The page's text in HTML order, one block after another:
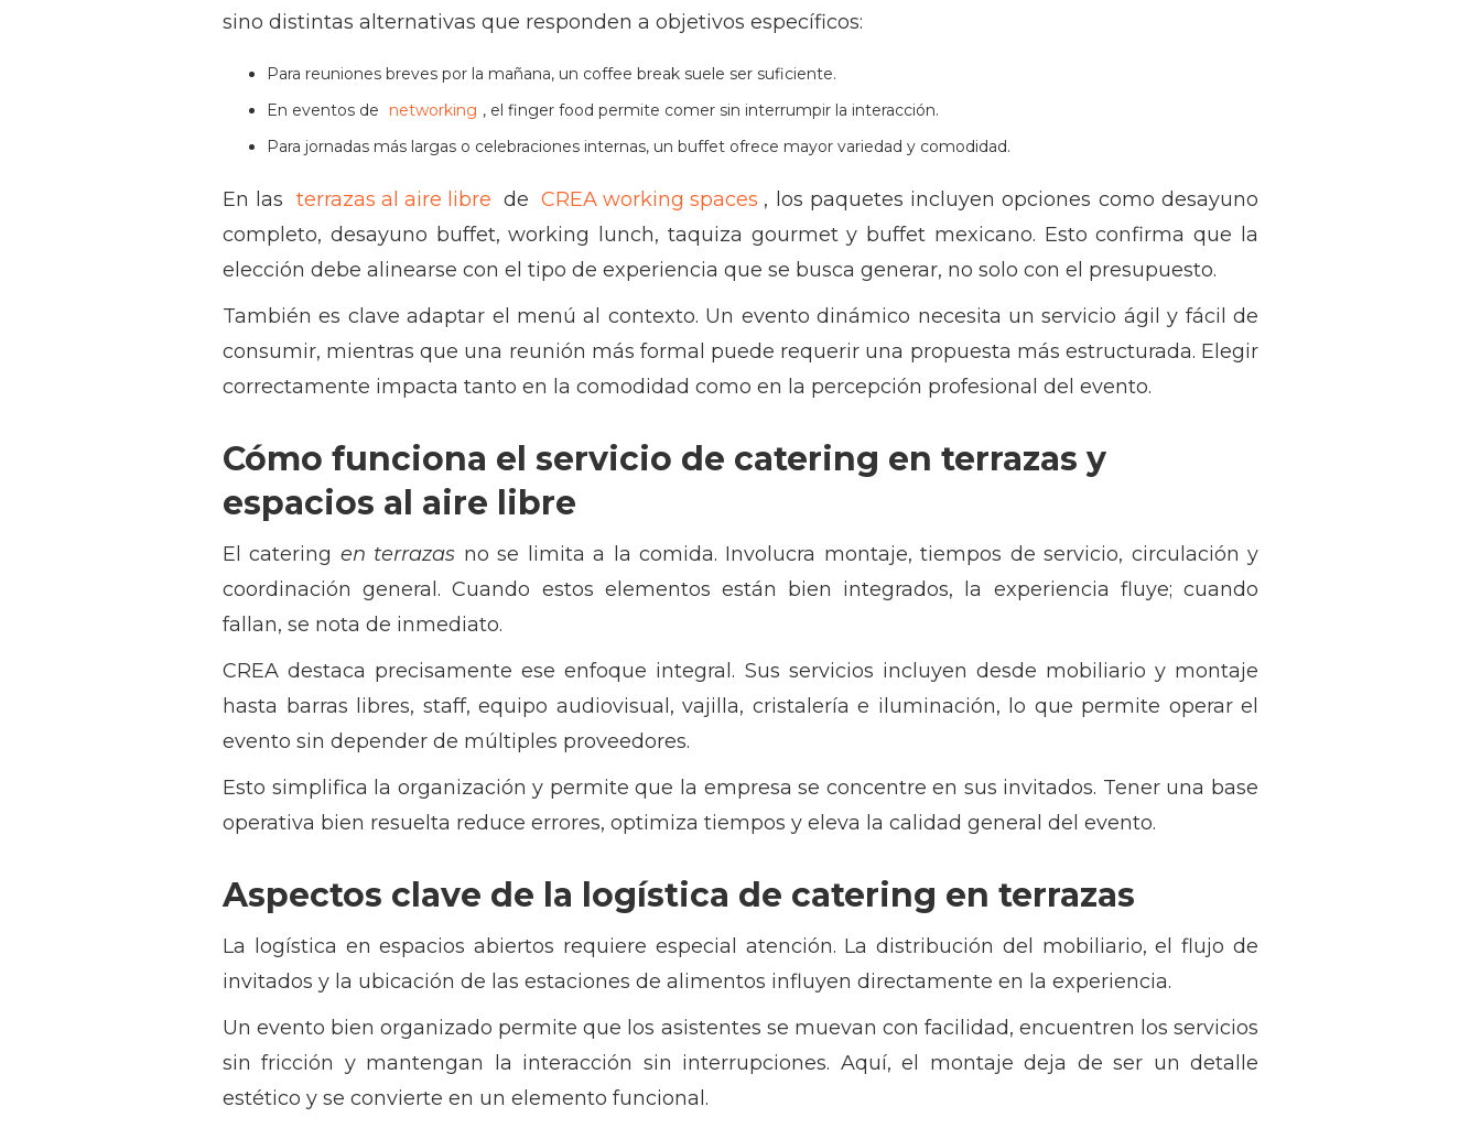
sino distintas alternativas que responden a objetivos específicos:
Para reuniones breves por la mañana, un coffee break suele ser suficiente.
En eventos de
networking , el finger food permite comer sin interrumpir la interacción.
Para jornadas más largas o celebraciones internas, un buffet ofrece mayor variedad y comodidad.
En las terrazas al aire libre de CREA working spaces , los paquetes incluyen opciones como desayuno
completo, desayuno buffet, working lunch, taquiza gourmet y buffet mexicano. Esto confirma que la
elección debe alinearse con el tipo de experiencia que se busca generar, no solo con el presupuesto.
También es clave adaptar el menú al contexto. Un evento dinámico necesita un servicio ágil y fácil de
consumir, mientras que una reunión más formal puede requerir una propuesta más estructurada. Elegir
correctamente impacta tanto en la comodidad como en la percepción profesional del evento.
Cómo funciona el servicio de catering en terrazas y
espacios al aire libre
El catering en terrazas no se limita a la comida. Involucra montaje, tiempos de servicio, circulación y
coordinación general. Cuando estos elementos están bien integrados, la experiencia fluye; cuando
fallan, se nota de inmediato.
CREA destaca precisamente ese enfoque integral. Sus servicios incluyen desde mobiliario y montaje
hasta barras libres, staff, equipo audiovisual, vajilla, cristalería e iluminación, lo que permite operar el
evento sin depender de múltiples proveedores.
Esto simplifica la organización y permite que la empresa se concentre en sus invitados. Tener una base
operativa bien resuelta reduce errores, optimiza tiempos y eleva la calidad general del evento.
Aspectos clave de la logística de catering en terrazas
La logística en espacios abiertos requiere especial atención. La distribución del mobiliario, el flujo de
invitados y la ubicación de las estaciones de alimentos influyen directamente en la experiencia.
Un evento bien organizado permite que los asistentes se muevan con facilidad, encuentren los servicios
sin fricción y mantengan la interacción sin interrupciones. Aquí, el montaje deja de ser un detalle
estético y se convierte en un elemento funcional.